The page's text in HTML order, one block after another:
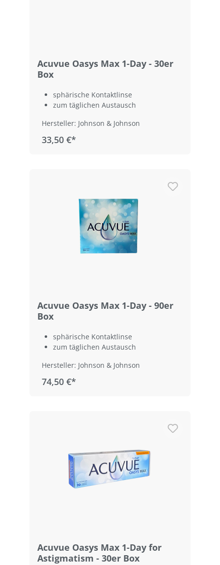
Acuvue Oasys Max 1-Day - 30er
Box
sphärische Kontaktlinse
zum täglichen Austausch
Hersteller: Johnson & Johnson
33,50 €*
Acuvue Oasys Max 1-Day - 90er
Box
sphärische Kontaktlinse
zum täglichen Austausch
Hersteller: Johnson & Johnson
74,50 €*
Acuvue Oasys Max 1-Day for
Astigmatism - 30er Box